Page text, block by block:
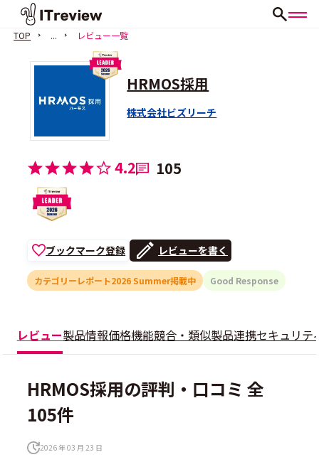
TOP ... レビュー一覧
HRMOS採用
株式会社ビズリーチ
4.2 105
ブックマーク登録 レビューを書く
カテゴリーレポート2026 Summer掲載中 Good Response
レビュー製品情報価格機能競合・類似製品連携セキュリテ
HRMOS採用の評判・口コミ 全
105件
2026 年 03 月 23 日